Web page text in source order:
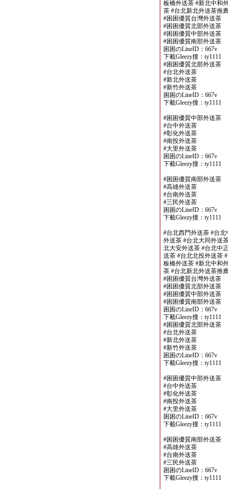
板橋外送茶 #新北中和
茶 #台北新北外送茶推
#困困優質台灣外送茶
#困困優質北部外送茶
#困困優質中部外送茶
#困困優質南部外送茶
困困のLineID：667v
下載Gleezy搜：ty1111
#困困優質北部外送茶
#台北外送茶
#新北外送茶
#新竹外送茶
困困のLineID：667v
下載Gleezy搜：ty1111
#困困優質中部外送茶
#台中外送茶
#彰化外送茶
#南投外送茶
#大里外送茶
困困のLineID：667v
下載Gleezy搜：ty1111
#困困優質南部外送茶
#高雄外送茶
#台南外送茶
#三民外送茶
困困のLineID：667v
下載Gleezy搜：ty1111
#台北西門外送茶 #台
外送茶 #台北大同外送
北大安外送茶 #台北中
送茶 #台北北投外送茶
板橋外送茶 #新北中和
茶 #台北新北外送茶推
#困困優質台灣外送茶
#困困優質北部外送茶
#困困優質中部外送茶
#困困優質南部外送茶
困困のLineID：667v
下載Gleezy搜：ty1111
#困困優質北部外送茶
#台北外送茶
#新北外送茶
#新竹外送茶
困困のLineID：667v
下載Gleezy搜：ty1111
#困困優質中部外送茶
#台中外送茶
#彰化外送茶
#南投外送茶
#大里外送茶
困困のLineID：667v
下載Gleezy搜：ty1111
#困困優質南部外送茶
#高雄外送茶
#台南外送茶
#三民外送茶
困困のLineID：667v
下載Gleezy搜：ty1111